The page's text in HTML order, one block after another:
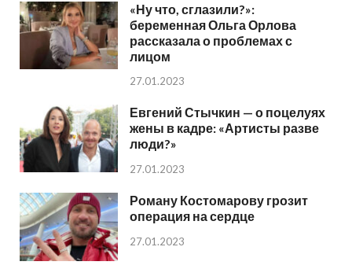
«Ну что, сглазили?»:
беременная Ольга Орлова
рассказала о проблемах с
лицом
27.01.2023
Евгений Стычкин — о поцелуях
жены в кадре: «Артисты разве
люди?»
27.01.2023
Роману Костомарову грозит
операция на сердце
27.01.2023